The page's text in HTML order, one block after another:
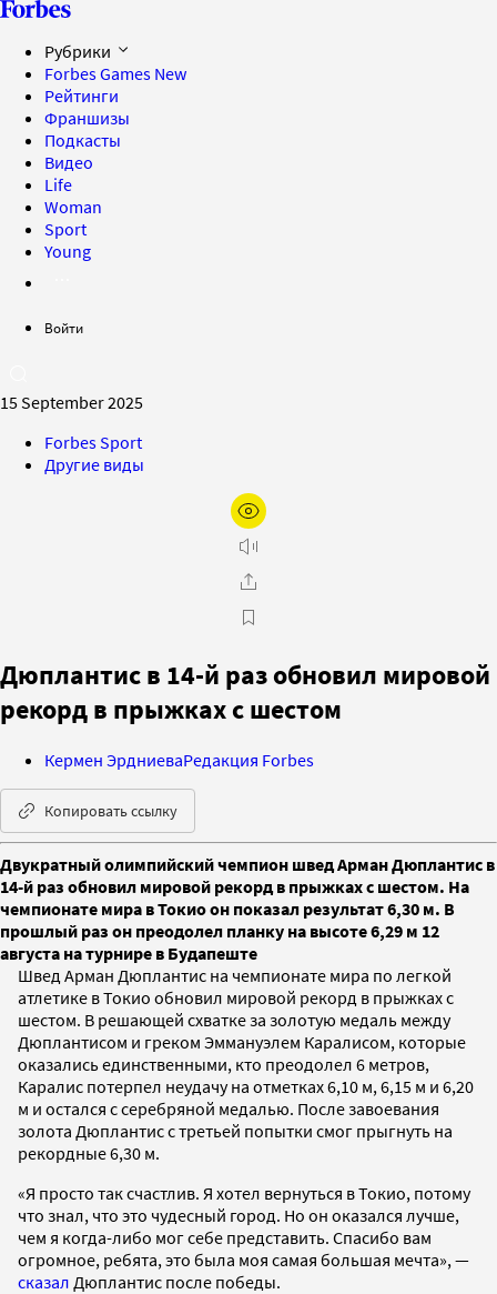
Рубрики
Forbes Games New
Рейтинги
Франшизы
Подкасты
Видео
Life
Woman
Sport
Young
Войти
15 September 2025
Forbes Sport
Другие виды
Дюплантис в 14-й раз обновил мировой
рекорд в прыжках с шестом
Кермен ЭрдниеваРедакция Forbes
Копировать ссылку
Двукратный олимпийский чемпион швед Арман Дюплантис в
14-й раз обновил мировой рекорд в прыжках с шестом. На
чемпионате мира в Токио он показал результат 6,30 м. В
прошлый раз он преодолел планку на высоте 6,29 м 12
августа на турнире в Будапеште
Швед Арман Дюплантис на чемпионате мира по легкой
атлетике в Токио обновил мировой рекорд в прыжках с
шестом. В решающей схватке за золотую медаль между
Дюплантисом и греком Эммануэлем Каралисом, которые
оказались единственными, кто преодолел 6 метров,
Каралис потерпел неудачу на отметках 6,10 м, 6,15 м и 6,20
м и остался с серебряной медалью. После завоевания
золота Дюплантис с третьей попытки смог прыгнуть на
рекордные 6,30 м.
«Я просто так счастлив. Я хотел вернуться в Токио, потому
что знал, что это чудесный город. Но он оказался лучше,
чем я когда-либо мог себе представить. Спасибо вам
огромное, ребята, это была моя самая большая мечта», —
сказал Дюплантис после победы.